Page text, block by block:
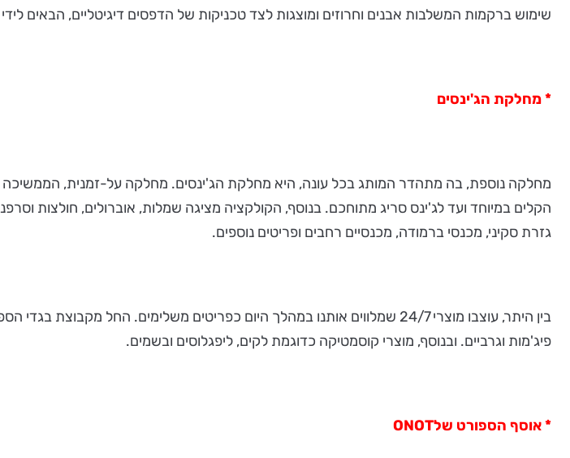
שימוש ברקמות המשלבות אבנים וחרוזים ומוצגות לצד טכניקות של הדפסים דיגיטליים, הבאים
* מחלקת הג'ינסים
מחלקה נוספת, בה מתהדר המותג בכל עונה, היא מחלקת הג'ינסים. מחלקה על-זמנית, הממשיכה
הקלים במיוחד ועד לג'ינס סריג מתוחכם. בנוסף, הקולקציה מציגה שמלות, אוברולים, חולצות
גזרת סקיני, מכנסי ברמודה, מכנסיים רחבים ופריטים נוספים.
בין היתר, עוצבו מוצרי 24/7 שמלווים אותנו במהלך היום כפריטים משלימים.
פיג'מות וגרביים. ובנוסף, מוצרי קוסמטיקה כדוגמת לקים, ליפגלוסים ובשמים.
* אוסף הספורט שלONOT